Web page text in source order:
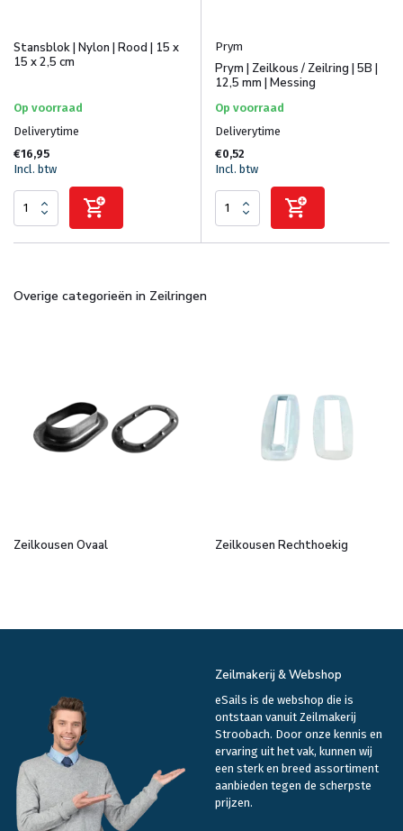
Stansblok | Nylon | Rood | 15 x
15 x 2,5 cm
Op voorraad
Deliverytime
€16,95
Incl. btw
Prym
Prym | Zeilkous / Zeilring | 5B |
12,5 mm | Messing
Op voorraad
Deliverytime
€0,52
Incl. btw
Overige categorieën in Zeilringen
Zeilkousen Ovaal Zeilkousen Rechthoekig
Zeilmakerij & Webshop
eSails is de webshop die is
ontstaan vanuit Zeilmakerij
Stroobach. Door onze kennis en
ervaring uit het vak, kunnen wij
een sterk en breed assortiment
aanbieden tegen de scherpste
prijzen.